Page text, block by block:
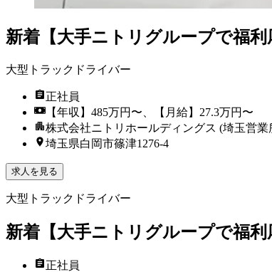
新着 【大手ニトリグループで福
大型トラックドライバー
正社員
【年収】485万円〜、【月給】27.3万円〜
株式会社ニトリホールディングス (埼玉営業
埼玉県白岡市篠津1276-4
求人を見る
大型トラックドライバー
新着 【大手ニトリグループで福
正社員